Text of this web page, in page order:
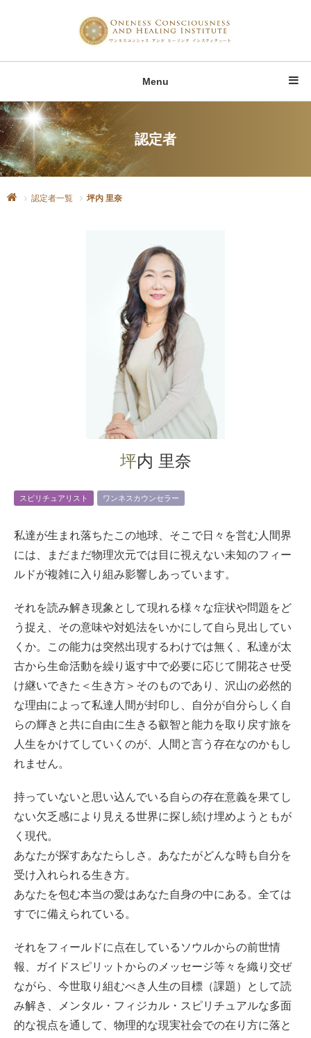
Menu
認定者
認定者一覧 坪内 里奈
坪内 里奈
スピリチュアリスト ワンネスカウンセラー
私達が生まれ落ちたこの地球、そこで日々を営む人間界
には、まだまだ物理次元では目に視えない未知のフィー
ルドが複雑に入り組み影響しあっています。
それを読み解き現象として現れる様々な症状や問題をど
う捉え、その意味や対処法をいかにして自ら見出してい
くか。この能力は突然出現するわけでは無く、私達が太
古から生命活動を繰り返す中で必要に応じて開花させ受
け継いできた＜生き方＞そのものであり、沢山の必然的
な理由によって私達人間が封印し、自分が自分らしく自
らの輝きと共に自由に生きる叡智と能力を取り戻す旅を
人生をかけてしていくのが、人間と言う存在なのかもし
れません。
持っていないと思い込んでいる自らの存在意義を果てし
ない欠乏感により見える世界に探し続け埋めようともが
く現代。
あなたが探すあなたらしさ。あなたがどんな時も自分を
受け入れられる生き方。
あなたを包む本当の愛はあなた自身の中にある。全ては
すでに備えられている。
それをフィールドに点在しているソウルからの前世情
報、ガイドスピリットからのメッセージ等々を織り交ぜ
ながら、今世取り組むべき人生の目標（課題）として読
み解き、メンタル・フィジカル・スピリチュアルな多面
的な視点を通して、物理的な現実社会での在り方に落と